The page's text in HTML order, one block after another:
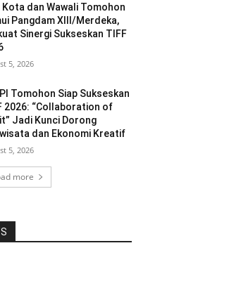
Kota dan Wawali Tomohon
Pangdam XIII/Merdeka,
Sinergi Sukseskan TIFF
5, 2026
Tomohon Siap Sukseskan
2026: “Collaboration of
Jadi Kunci Dorong
dan Ekonomi Kreatif
5, 2026
more